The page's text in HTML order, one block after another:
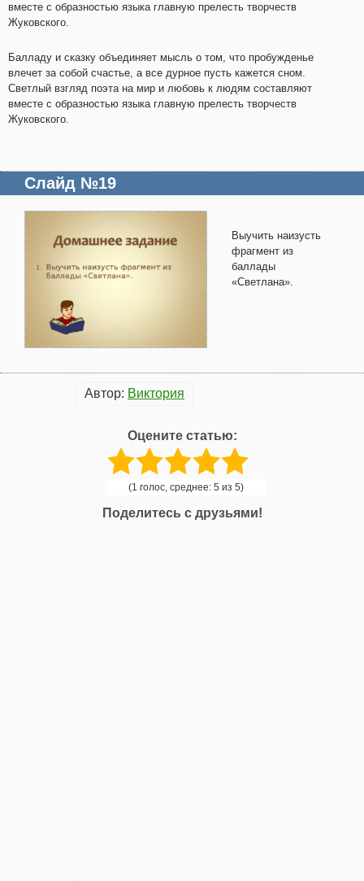
вместе с образностью языка главную прелесть творчеств
Жуковского.
Балладу и сказку объединяет мысль о том, что пробужденье
влечет за собой счастье, а все дурное пусть кажется сном.
Светлый взгляд поэта на мир и любовь к людям составляют
вместе с образностью языка главную прелесть творчеств
Жуковского.
Слайд №19
Выучить наизусть
фрагмент из
баллады
«Светлана».
Автор: Виктория
Оцените статью:
(1 голос, среднее: 5 из 5)
Поделитесь с друзьями!